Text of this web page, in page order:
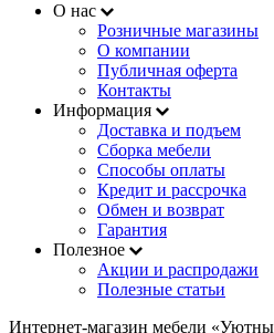
О нас
Розничные магазины
О компании
Публичная оферта
Контакты
Информация
Доставка и подъем
Сборка мебели
Способы оплаты
Кредит и рассрочка
Обмен и возврат
Гарантия
Полезное
Акции и распродажи
Полезные статьи
Интернет-магазин мебели